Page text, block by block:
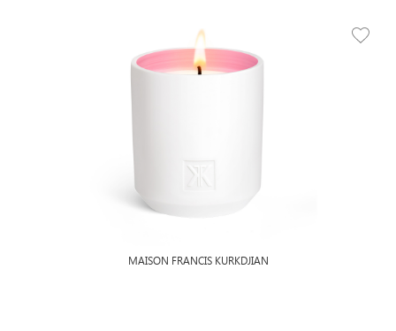
MAISON FRANCIS KURKDJIAN